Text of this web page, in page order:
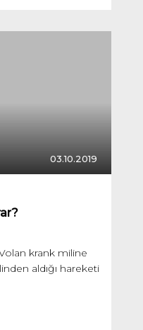
03.10.2019
krank miline
aldığı hareketi